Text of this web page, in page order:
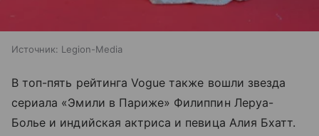
Источник: Legion-Media
В топ-пять рейтинга Vogue также вошли звезда
сериала «Эмили в Париже» Филиппин Леруа-
Болье и индийская актриса и певица Алия Бхатт.